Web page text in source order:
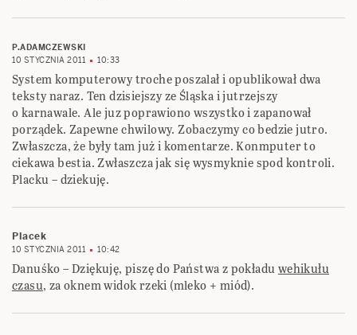
P.ADAMCZEWSKI
10 STYCZNIA 2011
10:33
System komputerowy troche poszalał i opublikował dwa
teksty naraz. Ten dzisiejszy ze Śląska i jutrzejszy
o karnawale. Ale juz poprawiono wszystko i zapanował
porządek. Zapewne chwilowy. Zobaczymy co bedzie jutro.
Zwłaszcza, że były tam już i komentarze. Konmputer to
ciekawa bestia. Zwłaszcza jak się wysmyknie spod kontroli.
Placku – dziekuję.
Placek
10 STYCZNIA 2011 10:42
Danuśko – Dziękuję, piszę do Państwa z pokładuwehikułu
czasu, za oknem widok rzeki (mleko + miód).